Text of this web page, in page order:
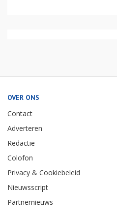
OVER ONS
Contact
Adverteren
Redactie
Colofon
Privacy & Cookiebeleid
Nieuwsscript
Partnernieuws